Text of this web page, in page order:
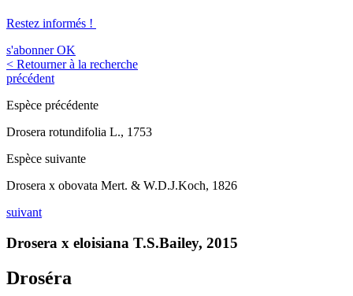
Restez informés !
s'abonner OK
< Retourner à la recherche
précédent
Espèce précédente
Drosera rotundifolia L., 1753
Espèce suivante
Drosera x obovata Mert. & W.D.J.Koch, 1826
suivant
Drosera x eloisiana T.S.Bailey, 2015
Droséra